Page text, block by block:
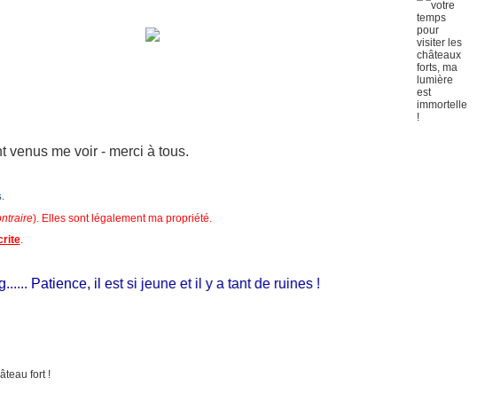
venus me voir - merci à tous.
). Elles sont légalement ma propriété.
.
Patience, il est si jeune et il y a tant de ruines !